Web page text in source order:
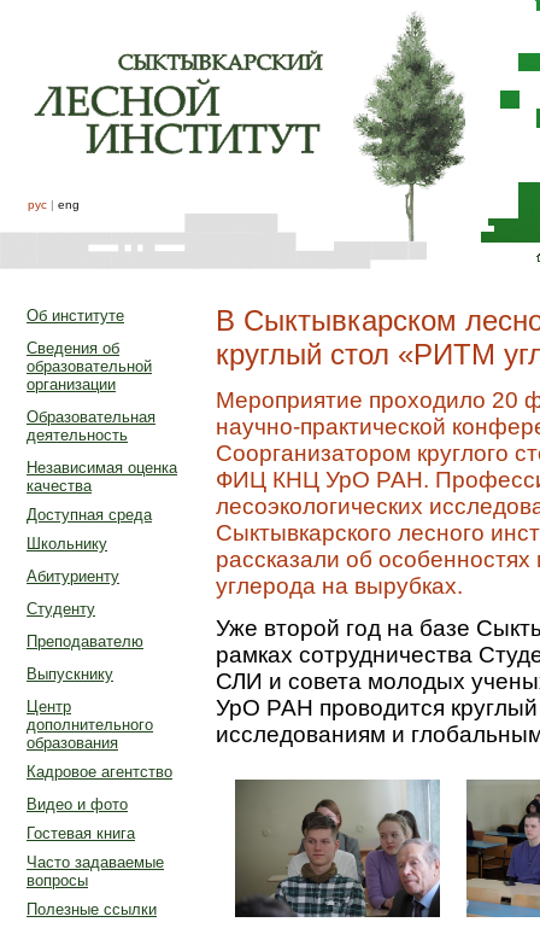
рус | eng
Об институте
Сведения об
образовательной
организации
Образовательная
деятельность
Независимая оценка
качества
Доступная среда
Школьнику
Абитуриенту
Студенту
Преподавателю
Выпускнику
Центр
дополнительного
образования
Кадровое агентство
Видео и фото
Гостевая книга
Часто задаваемые
вопросы
Полезные ссылки
В Сыктывкарском
круглый стол «РИТМ
Мероприятие проходило 20
научно-практической
Соорганизатором круглого
ФИЦ КНЦ УрО РАН.
лесоэкологических
Сыктывкарского лесного
рассказали об особенностях
углерода на вырубках.
Уже второй год на базе
рамках сотрудничества
СЛИ и совета молодых
УрО РАН проводится
исследованиям и